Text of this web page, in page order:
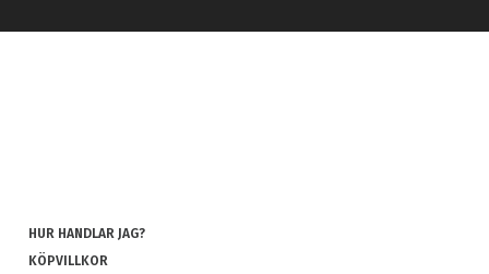
HUR HANDLAR JAG?
KÖPVILLKOR